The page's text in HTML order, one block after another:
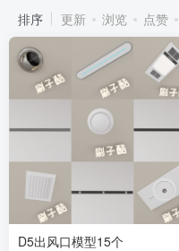
排序 更新 浏览 点赞
D5出风口模型15个